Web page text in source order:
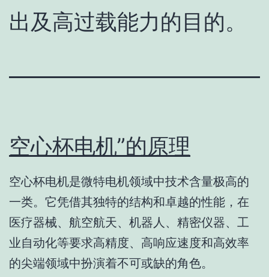
出及高过载能力的目的。
空心杯电机”的原理
空心杯电机是微特电机领域中技术含量极高的
一类。它凭借其独特的结构和卓越的性能，在
医疗器械、航空航天、机器人、精密仪器、工
业自动化等要求高精度、高响应速度和高效率
的尖端领域中扮演着不可或缺的角色。